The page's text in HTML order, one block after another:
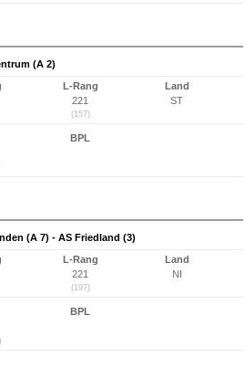
(A 2)
L-Rang
221
(157)
Land
ST
BPL
(A 7) - AS Friedland (3)
L-Rang
221
(197)
Land
NI
BPL